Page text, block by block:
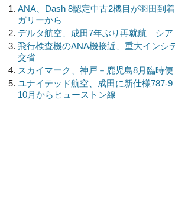
ANA、Dash 8認定中古2機目が羽田到
ガリーから
デルタ航空、成田7年ぶり再就航 シア
飛行検査機のANA機接近、重大インシ
交省
スカイマーク、神戸－鹿児島8月臨時
ユナイテッド航空、成田に新仕様787-9
10月からヒューストン線